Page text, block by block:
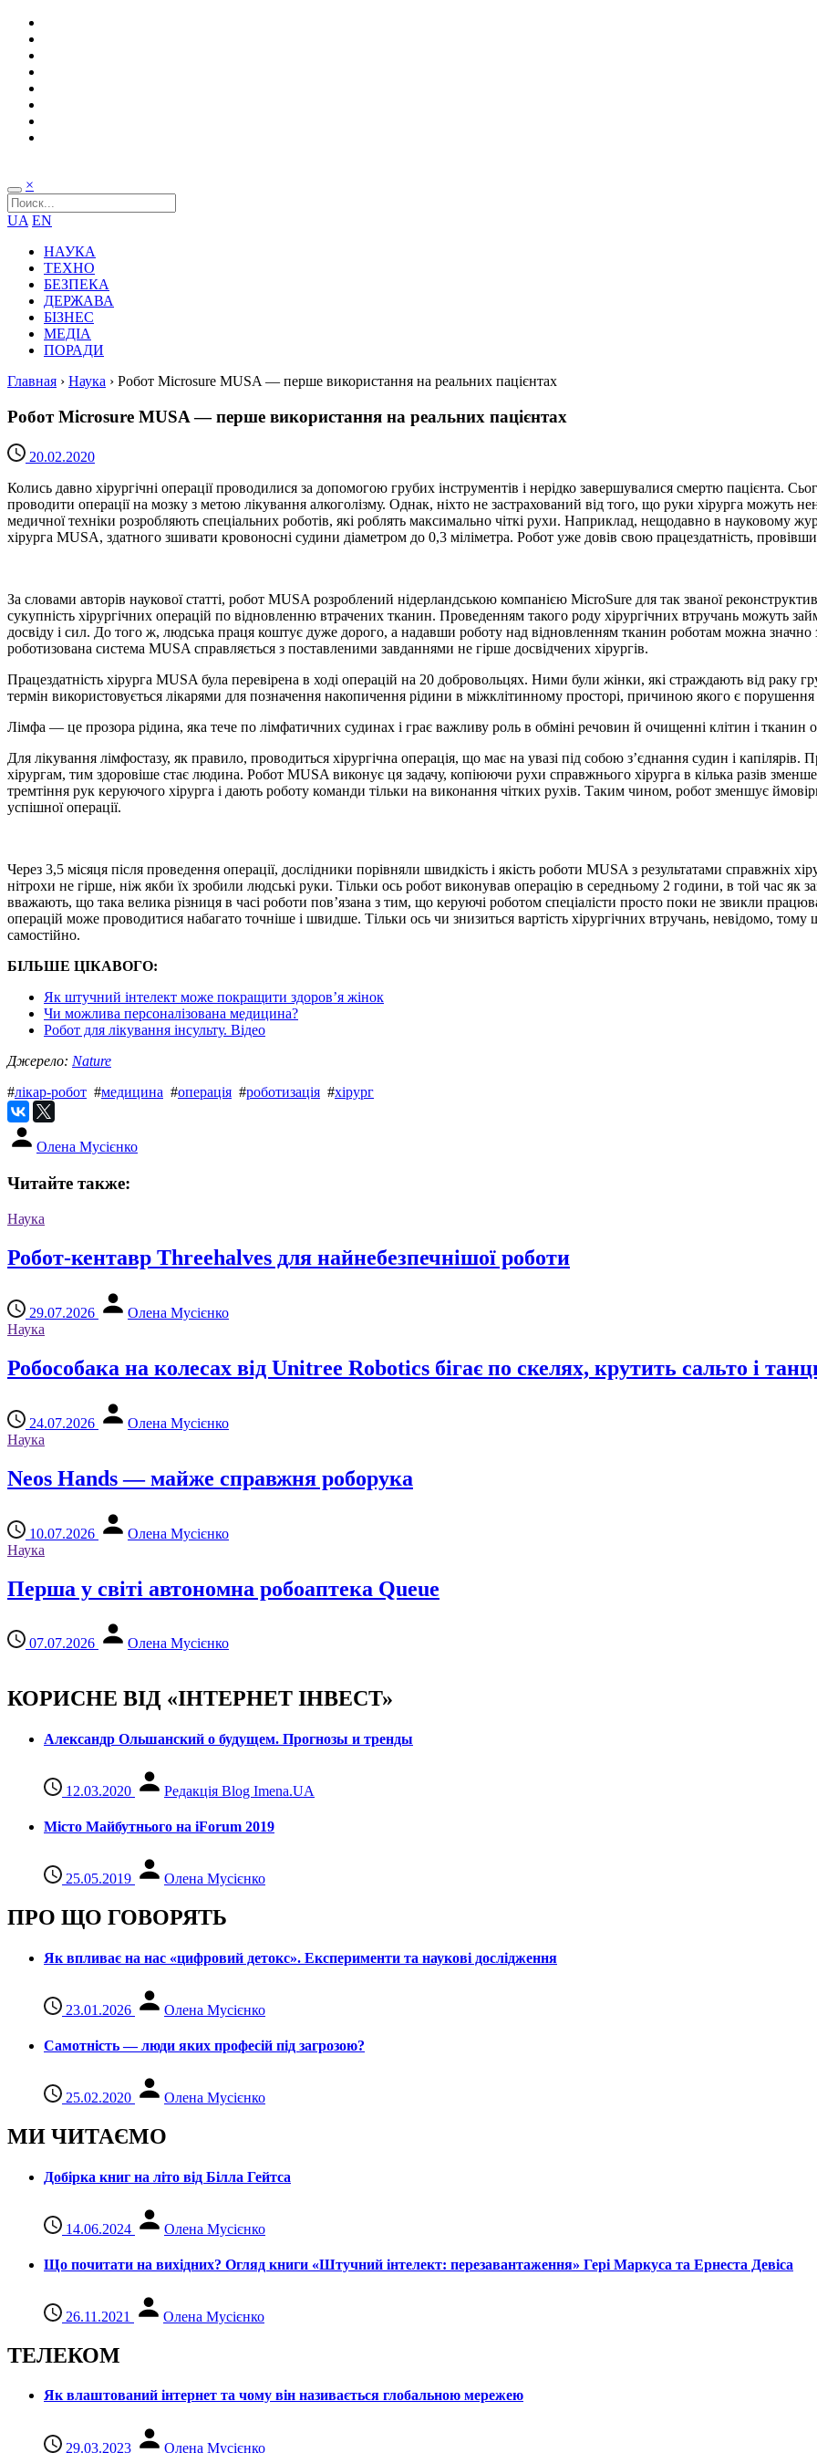
×
UA EN
НАУКА
ТЕХНО
БЕЗПЕКА
ДЕРЖАВА
БІЗНЕС
МЕДІА
ПОРАДИ
Главная › Наука › Робот Microsure MUSA — перше використання на реальних пацієнтах
Робот Microsure MUSA — перше використання на реальних пацієнтах
20.02.2020
Колись давно хірургічні операції проводилися за допомогою грубих інструментів і нерідко завершувалися смертю пацієнта.
проводити операції на мозку з метою лікування алкоголізму. Однак, ніхто не застрахований від того, що руки хірурга
медичної техніки розробляють спеціальних роботів, які роблять максимально чіткі рухи. Наприклад, нещодавно в науковому
хірурга MUSA, здатного зшивати кровоносні судини діаметром до 0,3 міліметра. Робот уже довів свою працездатність,
За словами авторів наукової статті, робот MUSA розроблений нідерландською компанією MicroSure для так званої
сукупність хірургічних операцій по відновленню втрачених тканин. Проведенням такого роду хірургічних втручань можуть
досвіду і сил. До того ж, людська праця коштує дуже дорого, а надавши роботу над відновленням тканин роботам можна значно
роботизована система MUSA справляється з поставленими завданнями не гірше досвідчених хірургів.
Працездатність хірурга MUSA була перевірена в ході операцій на 20 добровольцях. Ними були жінки, які страждають від раку
термін використовується лікарями для позначення накопичення рідини в міжклітинному просторі, причиною якого є
Лімфа — це прозора рідина, яка тече по лімфатичних судинах і грає важливу роль в обміні речовин й очищенні клітин і тканин
Для лікування лімфостазу, як правило, проводиться хірургічна операція, що має на увазі під собою з’єднання судин і
хірургам, тим здоровіше стає людина. Робот MUSA виконує ця задачу, копіюючи рухи справжнього хірурга в кілька разів
тремтіння рук керуючого хірурга і дають роботу команди тільки на виконання чітких рухів. Таким чином, робот зменшує
успішної операції.
Через 3,5 місяця після проведення операції, дослідники порівняли швидкість і якість роботи MUSA з результатами справжніх
нітрохи не гірше, ніж якби їх зробили людські руки. Тільки ось робот виконував операцію в середньому 2 години, в той час як
вважають, що така велика різниця в часі роботи пов’язана з тим, що керуючі роботом спеціалісти просто поки не звикли
операцій може проводитися набагато точніше і швидше. Тільки ось чи знизиться вартість хірургічних втручань, невідомо,
самостійно.
БІЛЬШЕ ЦІКАВОГО:
Як штучний інтелект може покращити здоров’я жінок
Чи можлива персоналізована медицина?
Робот для лікування інсульту. Відео
Джерело: Nature
#лікар-робот #медицина #операція #роботизація #хірург
Олена Мусієнко
Читайте также:
Наука
Робот-кентавр Threehalves для найнебезпечнішої роботи
29.07.2026
Олена Мусієнко
Наука
Робособака на колесах від Unitree Robotics бігає по скелях, крутить сальто і
24.07.2026
Олена Мусієнко
Наука
Neos Hands — майже справжня роборука
10.07.2026
Олена Мусієнко
Наука
Перша у світі автономна робоаптека Queue
07.07.2026 Олена Мусієнко
КОРИСНЕ ВІД «ІНТЕРНЕТ ІНВЕСТ»
Александр Ольшанский о будущем. Прогнозы и тренды
12.03.2020 Редакція Blog Imena.UA
Місто Майбутнього на iForum 2019
25.05.2019 Олена Мусієнко
ПРО ЩО ГОВОРЯТЬ
Як впливає на нас «цифровий детокс». Експерименти та наукові дослідження
23.01.2026 Олена Мусієнко
Самотність — люди яких професій під загрозою?
25.02.2020 Олена Мусієнко
МИ ЧИТАЄМО
Добірка книг на літо від Білла Гейтса
14.06.2024 Олена Мусієнко
Що почитати на вихідних? Огляд книги «Штучний інтелект: перезавантаження» Гері Маркуса та Ернеста Девіса
26.11.2021 Олена Мусієнко
ТЕЛЕКОМ
Як влаштований інтернет та чому він називається глобальною мережею
29.03.2023 Олена Мусієнко